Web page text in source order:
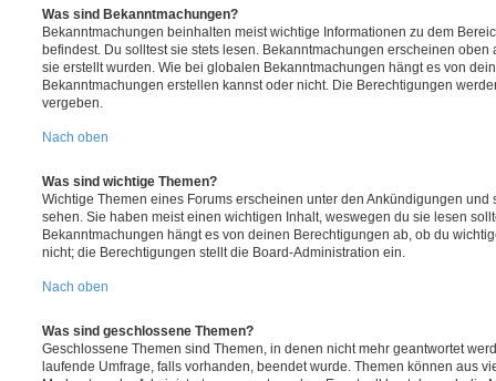
Was sind Bekanntmachungen?
Bekanntmachungen beinhalten meist wichtige Informationen zu dem
befindest. Du solltest sie stets lesen. Bekanntmachungen erscheinen oben
sie erstellt wurden. Wie bei globalen Bekanntmachungen hängt es von
Bekanntmachungen erstellen kannst oder nicht. Die Berechtigungen
vergeben.
Nach oben
Was sind wichtige Themen?
Wichtige Themen eines Forums erscheinen unter den Ankündigungen und
sehen. Sie haben meist einen wichtigen Inhalt, weswegen du sie lesen
Bekanntmachungen hängt es von deinen Berechtigungen ab, ob du
nicht; die Berechtigungen stellt die Board-Administration ein.
Nach oben
Was sind geschlossene Themen?
Geschlossene Themen sind Themen, in denen nicht mehr geantwortet
laufende Umfrage, falls vorhanden, beendet wurde. Themen können aus